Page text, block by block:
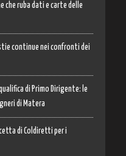
che ruba dati e carte delle
continue nei confronti dei
di Primo Dirigente: le
di Matera
di Coldiretti per i